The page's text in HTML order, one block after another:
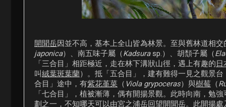
開聞岳因並不高，基本上全山皆為林景。至與舊林道相
japonica）、南五味子屬（Kadsurasp.）、胡頹子屬（
「三合目」相距極近，走在林下溝狀山徑，遇上有趣的
叫絨葉斑葉蘭）。抵「五合目」，建有難得一見之觀景台
合目」途中，有紫花堇菜 （ Viola grypoceras）與樹莓 （
「七合目」，植被漸薄，偶有開揚景觀。此時向南，勉
劃之一，不知哪天可以由宮之浦岳回望開聞岳。此開揚